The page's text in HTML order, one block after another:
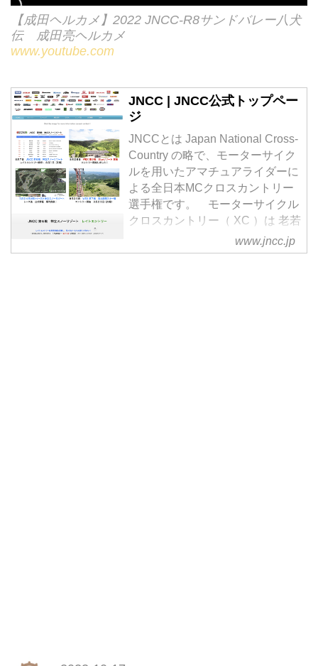
【成田ヘルカメ】2022 JNCC-R8サンドバレー八犬
伝 成田亮ヘルカメ
www.youtube.com
JNCC | JNCC公式トップペー
ジ
JNCCとは Japan National Cross-
Country の略で、モーターサイク
ルを用いたアマチュアライダーに
よる全日本MCクロスカントリー
選手権です。 モーターサイクル
クロスカントリー（ XC ）は 老若
男女が自然の中で調和し、原則的
に人工セクションを使わずに、自
www.jncc.jp